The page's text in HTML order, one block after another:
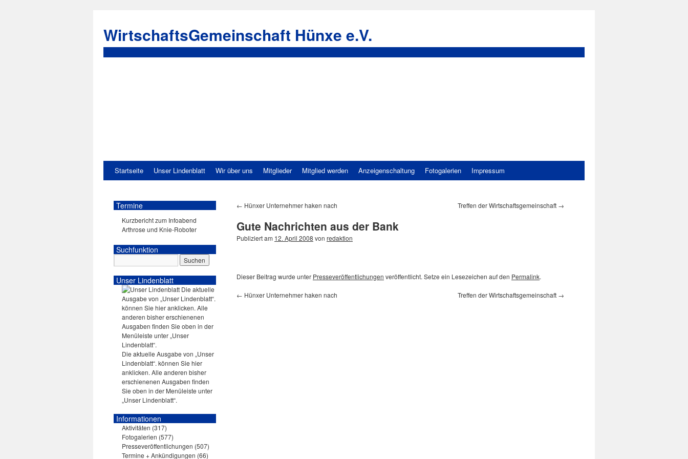
WirtschaftsGemeinschaft Hünxe e.V.
Startseite Unser Lindenblatt Wir über uns Mitglieder Mitglied werden Anzeigenschaltung Fotogalerien Impressum
← Hünxer Unternehmer haken nach Treffen der Wirtschaftsgemeinschaft →
Gute Nachrichten aus der Bank
Publiziert am 12. April 2008 von redaktion
Dieser Beitrag wurde unter Presseveröffentlichungen veröffentlicht. Setze ein Lesezeichen auf den Permalink.
← Hünxer Unternehmer haken nach Treffen der Wirtschaftsgemeinschaft →
Termine
Kurzbericht zum Infoabend
Arthrose und Knie-Roboter
Suchfunktion
Unser Lindenblatt
Die aktuelle Ausgabe von „Unser
Lindenblatt“. können Sie hier
anklicken. Alle anderen bisher
erschienenen Ausgaben finden
Sie oben in der Menüleiste unter
„Unser Lindenblatt“.
Informationen
Aktivitäten (317)
Fotogalerien (577)
Presseveröffentlichungen (507)
Termine + Ankündigungen (66)